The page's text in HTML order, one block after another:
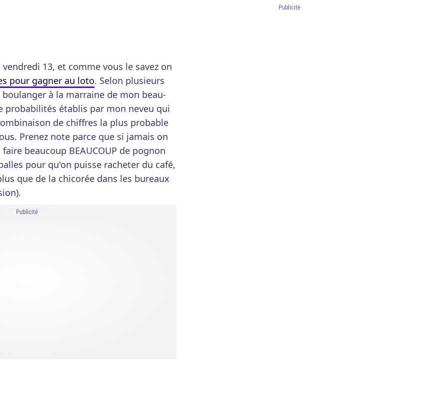
13, et comme vous le savez on
pour gagner au loto. Selon plusieurs
à la marraine de mon beau-
probabilités établis par mon neveu qui
de chiffres la plus probable
Prenez note parce que si jamais on
beaucoup BEAUCOUP de pognon
pour qu'on puisse racheter du café,
que de la chicorée dans les bureaux
Publicité